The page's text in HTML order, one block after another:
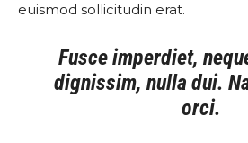
euismod sollicitudin erat.
Fusce imperdiet,
dignissim, nulla dui.
orci.